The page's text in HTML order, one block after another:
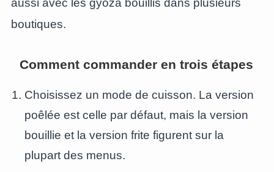
boutiques.
Comment commander en trois étapes
Choisissez un mode de cuisson. La version
poêlée est celle par défaut, mais la version
bouillie et la version frite figurent sur la
plupart des menus.